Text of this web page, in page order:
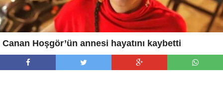
Canan Hoşgör’ün annesi hayatını kaybetti